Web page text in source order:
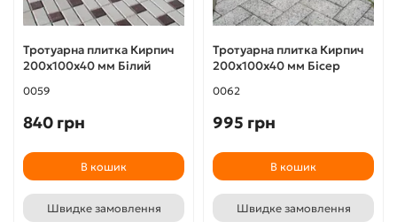
Тротуарна плитка Кирпич
200х100х40 мм Білий
0059
840 грн
В кошик
Швидке замовлення
Тротуарна плитка Кирпич
200х100х40 мм Бісер
0062
995 грн
В кошик
Швидке замовлення